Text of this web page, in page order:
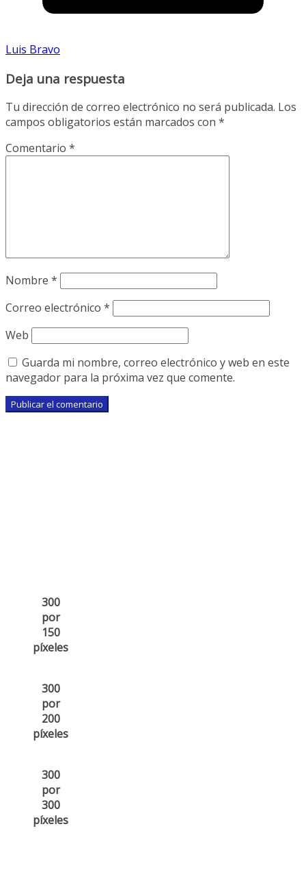
Luis Bravo
Deja una respuesta
Tu dirección de correo electrónico no será publicada. Los
campos obligatorios están marcados con *
Comentario *
Nombre *
Correo electrónico *
Web
Guarda mi nombre, correo electrónico y web en este
navegador para la próxima vez que comente.
300
por
150
píxeles
300
por
200
píxeles
300
por
300
píxeles